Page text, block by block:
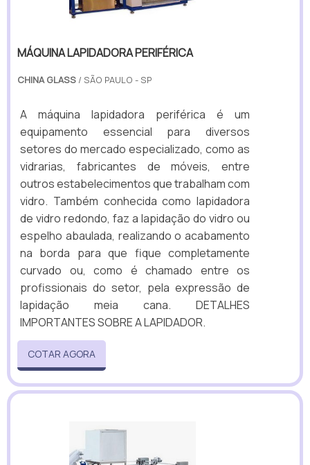
MÁQUINA LAPIDADORA PERIFÉRICA
CHINA GLASS / SÃO PAULO - SP
A máquina lapidadora periférica é um
equipamento essencial para diversos
setores do mercado especializado, como as
vidrarias, fabricantes de móveis, entre
outros estabelecimentos que trabalham com
vidro. Também conhecida como lapidadora
de vidro redondo, faz a lapidação do vidro ou
espelho abaulada, realizando o acabamento
na borda para que fique completamente
curvado ou, como é chamado entre os
profissionais do setor, pela expressão de
lapidação meia cana. DETALHES
IMPORTANTES SOBRE A LAPIDADOR.
COTAR AGORA